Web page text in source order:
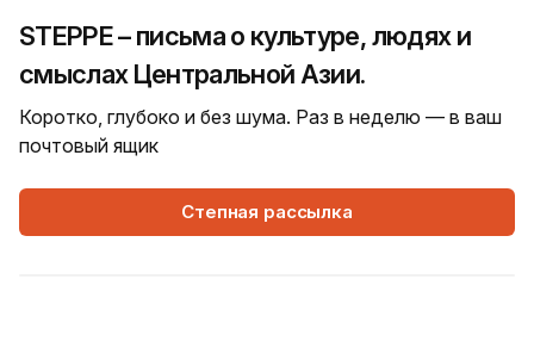
STEPPE – письма о культуре, людях и
смыслах Центральной Азии.
Коротко, глубоко и без шума. Раз в неделю — в ваш
почтовый ящик
Степная рассылка